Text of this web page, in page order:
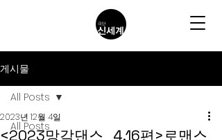
게시물
All Posts
All Posts
<2023망각댄스_4.16편>로맨스
2023년 12월 4일